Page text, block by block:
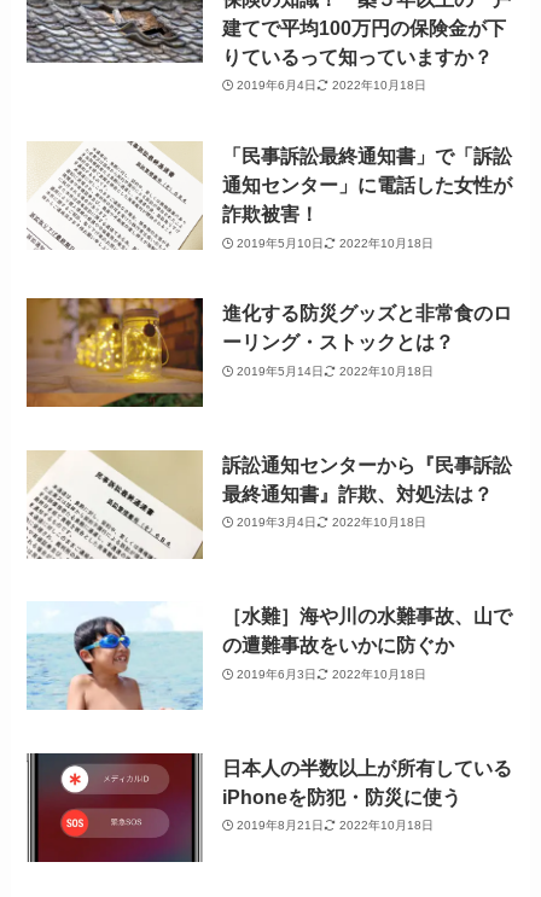
建てで平均100万円の保険金が下
りているって知っていますか？
2019年6月4日 2022年10月18日
「民事訴訟最終通知書」で「訴訟
通知センター」に電話した女性が
詐欺被害！
2019年5月10日 2022年10月18日
進化する防災グッズと非常食のロ
ーリング・ストックとは？
2019年5月14日 2022年10月18日
訴訟通知センターから『民事訴訟
最終通知書』詐欺、対処法は？
2019年3月4日 2022年10月18日
［水難］海や川の水難事故、山で
の遭難事故をいかに防ぐか
2019年6月3日 2022年10月18日
日本人の半数以上が所有している
iPhoneを防犯・防災に使う
2019年8月21日 2022年10月18日